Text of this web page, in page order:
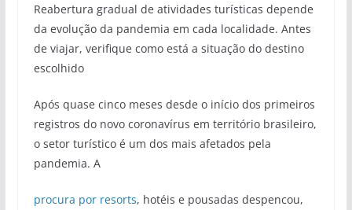
Reabertura gradual de atividades turísticas depende
da evolução da pandemia em cada localidade. Antes
de viajar, verifique como está a situação do destino
escolhido
Após quase cinco meses desde o início dos primeiros
registros do novo coronavírus em território brasileiro,
o setor turístico é um dos mais afetados pela
pandemia. A
procura por resorts, hotéis e pousadas despencou,